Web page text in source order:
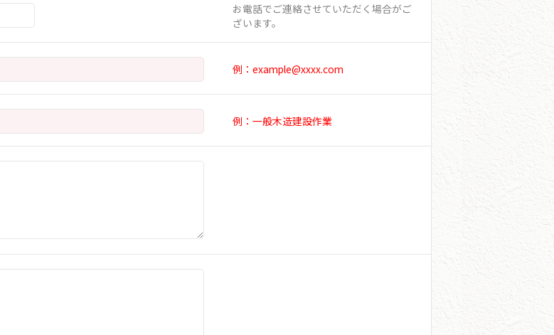
お電話でご連絡させていただく場合がご
ざいます。
例：example@xxxx.com
例：一般木造建設作業